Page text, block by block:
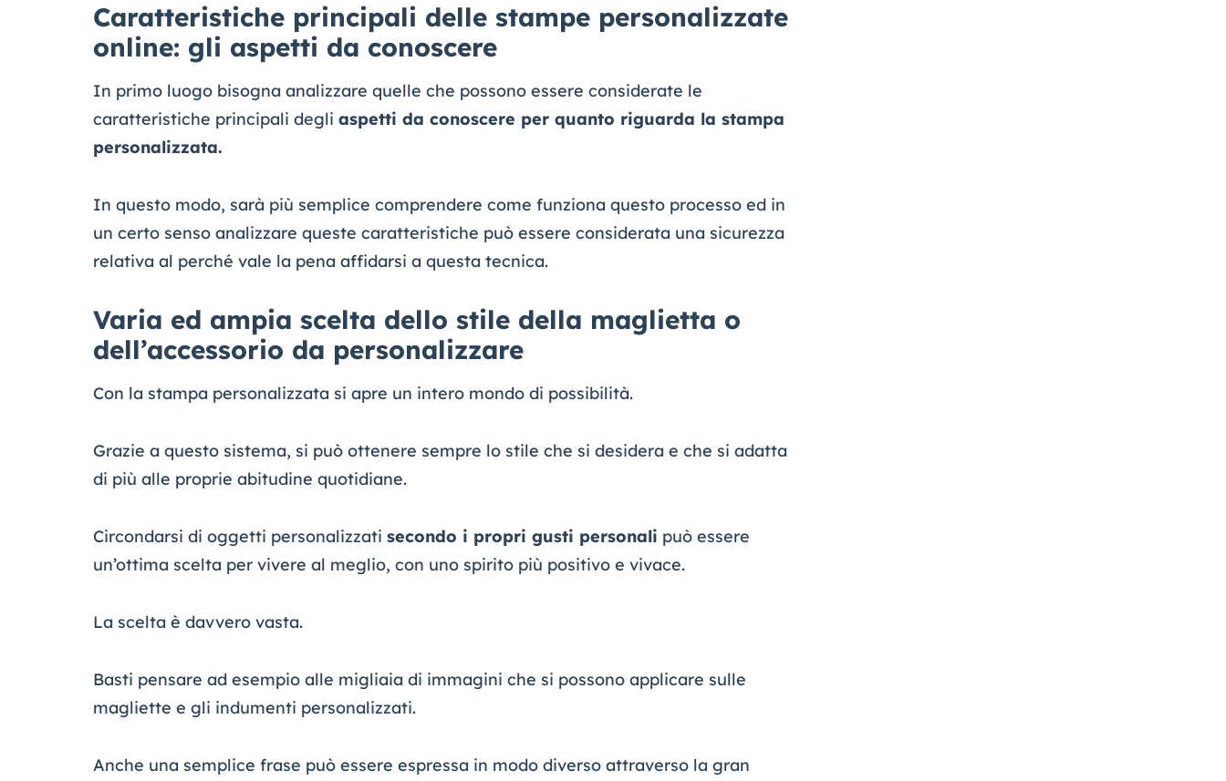
Caratteristiche principali delle stampe personalizzate
online: gli aspetti da conoscere
In primo luogo bisogna analizzare quelle che possono essere considerate le
caratteristiche principali degli aspetti da conoscere per quanto riguarda la stampa
personalizzata.
In questo modo, sarà più semplice comprendere come funziona questo processo ed in
un certo senso analizzare queste caratteristiche può essere considerata una sicurezza
relativa al perché vale la pena affidarsi a questa tecnica.
Varia ed ampia scelta dello stile della maglietta o
dell’accessorio da personalizzare
Con la stampa personalizzata si apre un intero mondo di possibilità.
Grazie a questo sistema, si può ottenere sempre lo stile che si desidera e che si adatta
di più alle proprie abitudine quotidiane.
Circondarsi di oggetti personalizzati secondo i propri gusti personali può essere
un’ottima scelta per vivere al meglio, con uno spirito più positivo e vivace.
La scelta è davvero vasta.
Basti pensare ad esempio alle migliaia di immagini che si possono applicare sulle
magliette e gli indumenti personalizzati.
Anche una semplice frase può essere espressa in modo diverso attraverso la gran